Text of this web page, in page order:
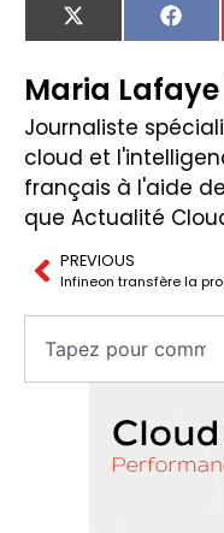
X
(Twitter)
Maria Lafaye
Journaliste
cloud et
français à l'aide
que Actualité
PREVIOUS